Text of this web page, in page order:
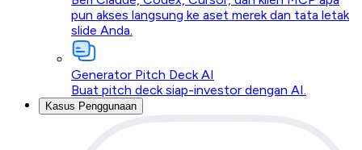
pun akses langsung ke aset merek dan tata letak
slide Anda.
Generator Pitch Deck AI
Buat pitch deck siap-investor dengan AI.
Kasus Penggunaan